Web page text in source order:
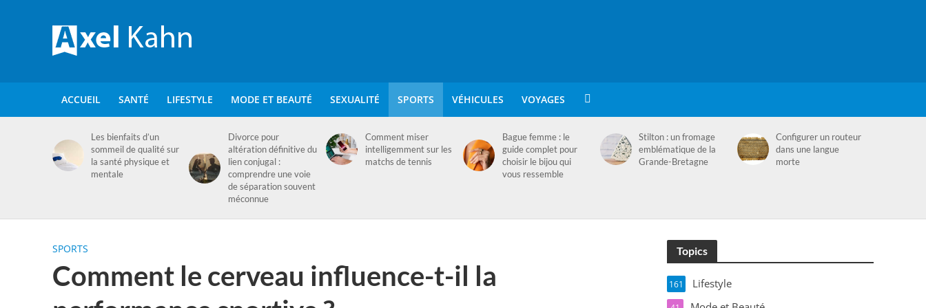
ACCUEIL SANTÉ LIFESTYLE MODE ET BEAUTÉ SEXUALITÉ SPORTS VÉHICULES VOYAGES
Les bienfaits d’un
sommeil de qualité sur
la santé physique et
mentale
Divorce pour
altération définitive du
lien conjugal :
comprendre une voie
de séparation souvent
méconnue
Comment miser
intelligemment sur les
matchs de tennis
Bague femme : le
guide complet pour
choisir le bijou qui
vous ressemble
Stilton : un fromage
emblématique de la
Grande-Bretagne
Configurer un routeur
dans une langue
morte
SPORTS
Comment le cerveau influence-t-il la
Topics
Lifestyle
161